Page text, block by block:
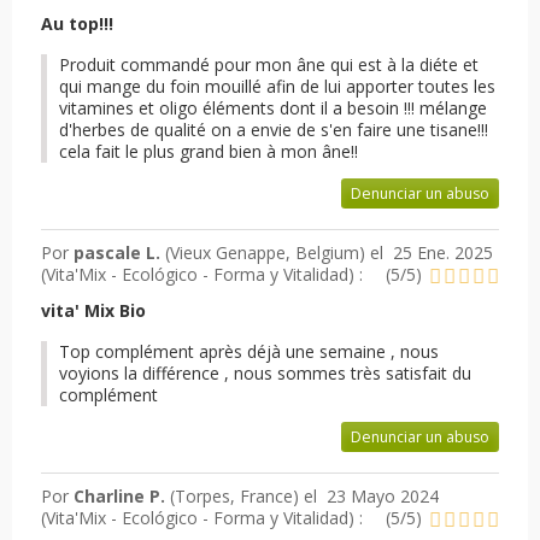
Au top!!!
Produit commandé pour mon âne qui est à la diéte et
qui mange du foin mouillé afin de lui apporter toutes les
vitamines et oligo éléments dont il a besoin !!! mélange
d'herbes de qualité on a envie de s'en faire une tisane!!!
cela fait le plus grand bien à mon âne!!
Denunciar un abuso
Por pascale L. (Vieux Genappe, Belgium) el 25 Ene. 2025
(Vita'Mix - Ecológico - Forma y Vitalidad) : (5/5)
vita' Mix Bio
Top complément après déjà une semaine , nous
voyions la différence , nous sommes très satisfait du
complément
Denunciar un abuso
Por Charline P. (Torpes, France) el 23 Mayo 2024
(Vita'Mix - Ecológico - Forma y Vitalidad) : (5/5)